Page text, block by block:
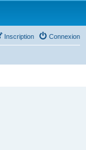
Connexion
Inscription